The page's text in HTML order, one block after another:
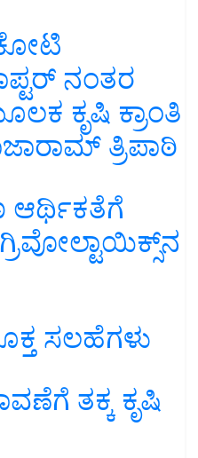
ನಂತರ
ಕೃಷಿ ಕ್ರಾಂತಿ
ತ್ರಿಪಾಠಿ
ಆರ್ಥಿಕತೆಗೆ
ಸಲಹೆಗಳು
ತಕ್ಕ ಕೃಷಿ